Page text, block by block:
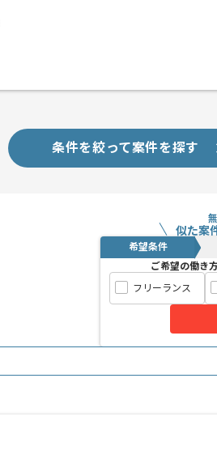
条件を絞って案件を探す
似た案
希望条件
ご希望の働き
フリーランス